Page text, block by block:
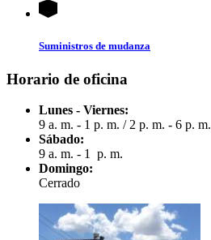
Suministros de mudanza
Horario de oficina
Lunes - Viernes:
9 a. m. - 1 p. m. /2 p. m. - 6 p. m.
Sábado:
9 a. m. - 1 p. m.
Domingo:
Cerrado